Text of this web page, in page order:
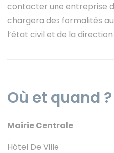
contacter une entreprise
chargera des formalités
l’état civil et de la
Où et quand ?
Mairie Centrale
Hôtel De Ville